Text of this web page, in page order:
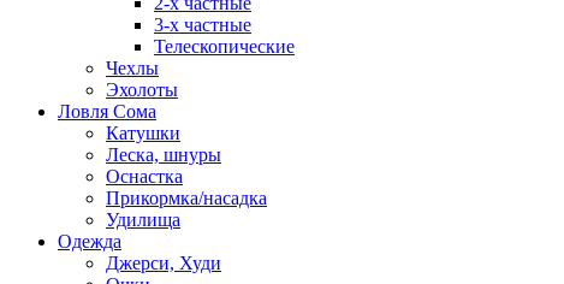
3-х частные
Телескопические
Чехлы
Эхолоты
Ловля Сома
Катушки
Леска, шнуры
Оснастка
Прикормка/насадка
Удилища
Одежда
Джерси, Худи